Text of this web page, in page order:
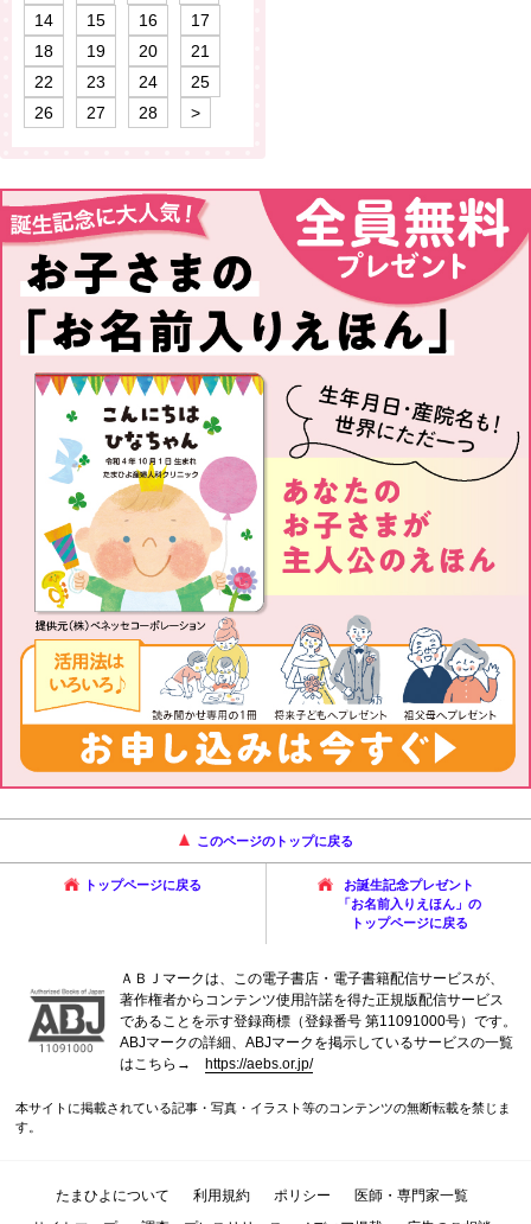
14
15 16
17
18
19 20
21
22
23 24
25
26
27 28 >
このページのトップに戻る
トップページに戻る
お誕生記念プレゼント
「お名前入りえほん」の
トップページに戻る
ＡＢＪマークは、この電子書店・電子書籍配信サービスが、
著作権者からコンテンツ使用許諾を得た正規版配信サービス
であることを示す登録商標（登録番号 第11091000号）です。
ABJマークの詳細、ABJマークを掲示しているサービスの一覧
はこちら→ https://aebs.or.jp/
本サイトに掲載されている記事・写真・イラスト等のコンテンツの無断転載を禁じま
す。
たまひよについて 利用規約 ポリシー
医師・専門家一覧